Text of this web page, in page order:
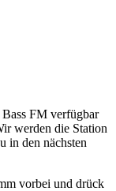
FM verfügbar
werden die Station
in den nächsten
vorbei und drück